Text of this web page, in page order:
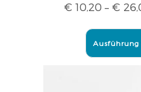
€ 10,20 – €
Ausführung